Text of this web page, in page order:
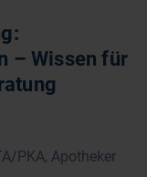
– Wissen für
PKA, Apotheker